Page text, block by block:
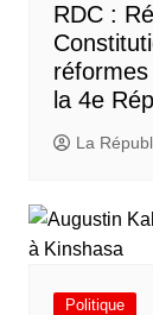
RDC :
la 4e
La
Politique